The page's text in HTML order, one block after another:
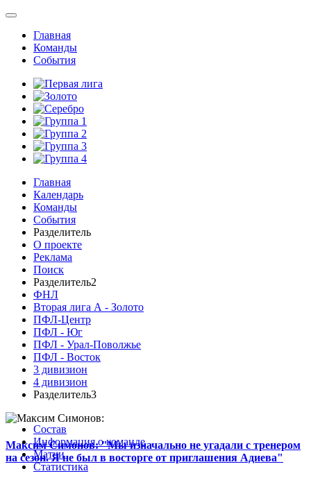
Главная
Команды
События
Главная
Календарь
Команды
События
Разделитель
О проекте
Реклама
Поиск
Разделитель2
ФНЛ
Вторая лига А - Золото
ПФЛ-Центр
ПФЛ - Юг
ПФЛ - Урал-Поволжье
ПФЛ - Восток
3 дивизион
4 дивизион
Разделитель3
Максим Симонов: "Мы изначально не угадали с тренером
на сезон. Я не был в восторге от приглашения Адиева"
Состав
Информация о команде
Матчи
Статистика